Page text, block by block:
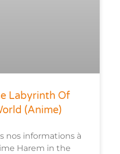
Labyrinth Of
(anime)
nos informations à
Harem in the